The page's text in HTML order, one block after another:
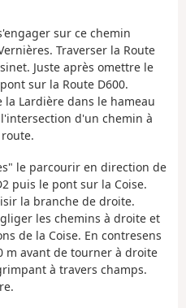
sur ce chemin
Traverser la Route
Juste après omettre le
sur la Route D600.
Lardière dans le hameau
d'un chemin à
le parcourir en direction de
puis le pont sur la Coise.
la branche de droite.
les chemins à droite et
de la Coise. En contresens
m avant de tourner à droite
à travers champs.